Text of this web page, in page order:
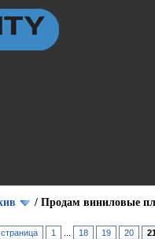
/ Продам виниловые
1 18 19 20